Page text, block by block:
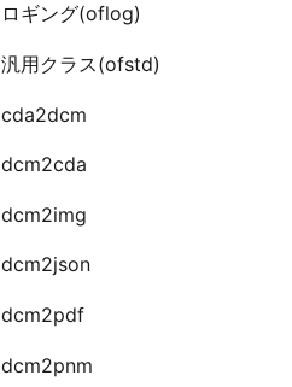
ロギング(oflog)
汎用クラス(ofstd)
cda2dcm
dcm2cda
dcm2img
dcm2json
dcm2pdf
dcm2pnm